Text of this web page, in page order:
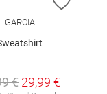
GARCIA
€ 29,99 €